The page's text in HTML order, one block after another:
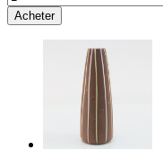
Acheter